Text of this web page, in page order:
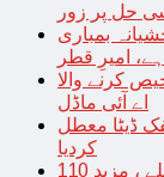
حل پر زور
بمباری
امیرِ قطر
کرنے والا
اے آئی ماڈل
ڈیٹا معطل
کردیا
اسرائیل کی رات بھر بمباری ، میزائل حملے ، مزید 110